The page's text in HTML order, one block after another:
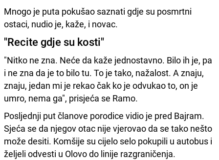
Mnogo je puta pokušao saznati gdje su posmrtni
ostaci, nudio je, kaže, i novac.
"Recite gdje su kosti"
"Nitko ne zna. Neće da kaže jednostavno. Bilo ih je, pa
i ne zna da je to bilo tu. To je tako, nažalost. A znaju,
znaju, jedan mi je rekao čak ko je odvukao to, on je
umro, nema ga", prisjeća se Ramo.
Posljednji put članove porodice vidio je pred Bajram.
Sjeća se da njegov otac nije vjerovao da se tako nešto
može desiti. Komšije su cijelo selo pokupili u autobus i
željeli odvesti u Olovo do linije razgraničenja.